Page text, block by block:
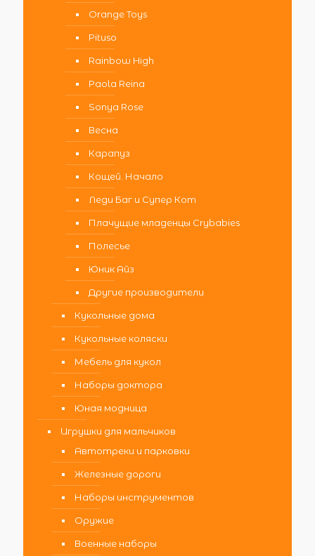
Orange Toys
Pituso
Rainbow High
Paola Reina
Sonya Rose
Весна
Карапуз
Кощей. Начало
Леди Баг и Супер Кот
Плачущие младенцы Crybabies
Полесье
Юник Айз
Другие производители
Кукольные дома
Кукольные коляски
Мебель для кукол
Наборы доктора
Юная модница
Игрушки для мальчиков
Автотреки и парковки
Железные дороги
Наборы инструментов
Оружие
Военные наборы